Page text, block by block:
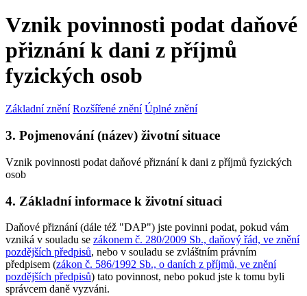
Vznik povinnosti podat daňové
přiznání k dani z příjmů
fyzických osob
Základní znění Rozšířené znění Úplné znění
3. Pojmenování (název) životní situace
Vznik povinnosti podat daňové přiznání k dani z příjmů fyzických
osob
4. Základní informace k životní situaci
Daňové přiznání (dále též "DAP") jste povinni podat, pokud vám
vzniká v souladu se zákonem č. 280/2009 Sb., daňový řád, ve znění
pozdějších předpisů, nebo v souladu se zvláštním právním
předpisem (zákon č. 586/1992 Sb., o daních z příjmů, ve znění
pozdějších předpisů) tato povinnost, nebo pokud jste k tomu byli
správcem daně vyzváni.